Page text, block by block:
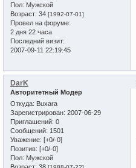
Пол: Мужской
Возраст: 34 [1992-07-01]
Провел на форуме:
2 дня 22 часа
Последний визит:
2007-09-11 22:19:45
DarK
Авторитетный Модер
Откуда: Buxara
Зарегистрирован: 2007-06-29
Приглашений: 0
Сообщений: 1501
Уважение: [+0/-0]
Позитив: [+0/-0]
Пол: Мужской